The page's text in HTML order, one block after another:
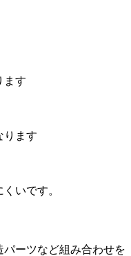
ます
ります
いです。
ーツなど組み合わせを